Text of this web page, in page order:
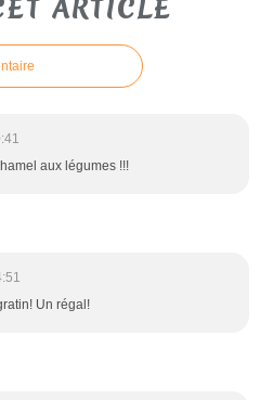
ARTICLE
aux légumes !!!
Un régal!